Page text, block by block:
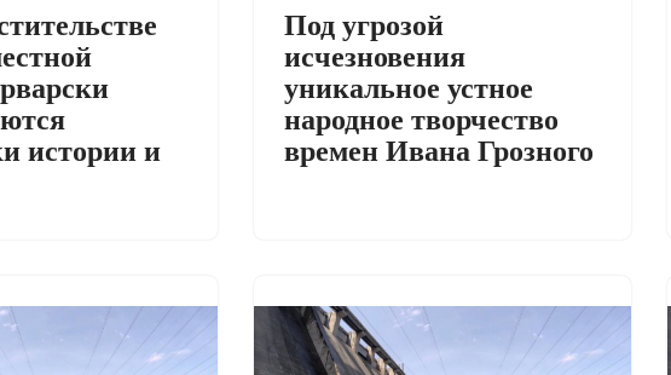
истории и
Под угрозой
исчезновения
уникальное устное
народное творчество
времен Ивана Грозного